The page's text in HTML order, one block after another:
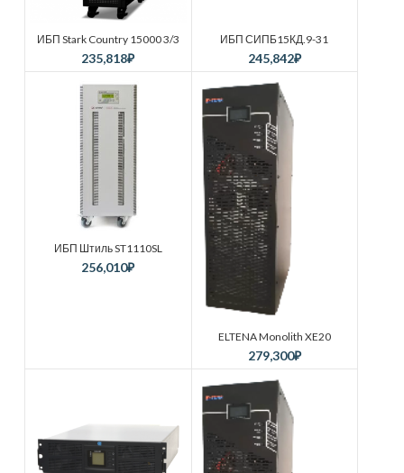
ИБП Stark Country 15000 3/3
235,818₽
ИБП СИПБ15КД.9-31
245,842₽
ИБП Штиль ST1110SL
256,010₽
ELTENA Monolith XE20
279,300₽